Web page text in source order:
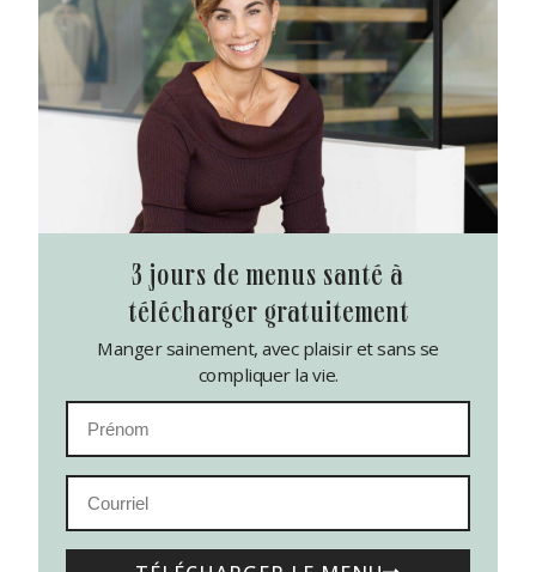
3 jours de menus santé à
télécharger gratuitement
Manger sainement, avec plaisir et sans se
compliquer la vie.